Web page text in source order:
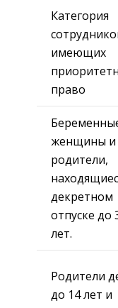
Категория
имеющих
право
женщины и
родители,
декретном
отпуске до
лет.
Родители
до 14 лет и